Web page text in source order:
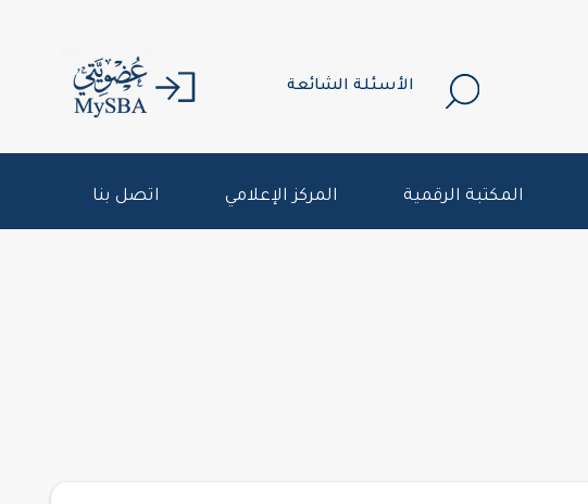
الأسئلة الشائعة
المكتبة الرقمية المركز الإعلامي اتصل بنا